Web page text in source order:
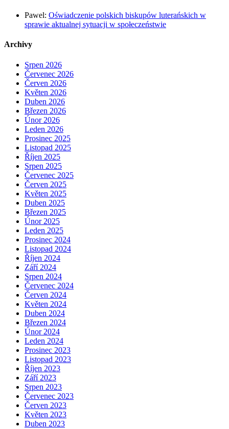
Pawel: Oświadczenie polskich biskupów luterańskich w
sprawie aktualnej sytuacji w społeczeństwie
Archivy
Srpen 2026
Červenec 2026
Červen 2026
Květen 2026
Duben 2026
Březen 2026
Únor 2026
Leden 2026
Prosinec 2025
Listopad 2025
Říjen 2025
Srpen 2025
Červenec 2025
Červen 2025
Květen 2025
Duben 2025
Březen 2025
Únor 2025
Leden 2025
Prosinec 2024
Listopad 2024
Říjen 2024
Září 2024
Srpen 2024
Červenec 2024
Červen 2024
Květen 2024
Duben 2024
Březen 2024
Únor 2024
Leden 2024
Prosinec 2023
Listopad 2023
Říjen 2023
Září 2023
Srpen 2023
Červenec 2023
Červen 2023
Květen 2023
Duben 2023